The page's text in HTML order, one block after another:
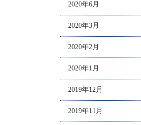
2020年6月
2020年3月
2020年2月
2020年1月
2019年12月
2019年11月